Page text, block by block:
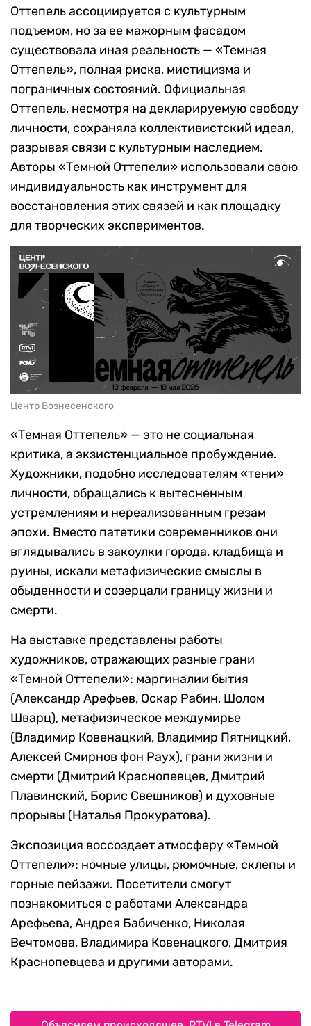
Оттепель ассоциируется с культурным
подъемом, но за ее мажорным фасадом
существовала иная реальность — «Темная
Оттепель», полная риска, мистицизма и
пограничных состояний. Официальная
Оттепель, несмотря на декларируемую свободу
личности, сохраняла коллективистский идеал,
разрывая связи с культурным наследием.
Авторы «Темной Оттепели» использовали свою
индивидуальность как инструмент для
восстановления этих связей и как площадку
для творческих экспериментов.
Центр Вознесенского
«Темная Оттепель» — это не социальная
критика, а экзистенциальное пробуждение.
Художники, подобно исследователям «тени»
личности, обращались к вытесненным
устремлениям и нереализованным грезам
эпохи. Вместо патетики современников они
вглядывались в закоулки города, кладбища и
руины, искали метафизические смыслы в
обыденности и созерцали границу жизни и
смерти.
На выставке представлены работы
художников, отражающих разные грани
«Темной Оттепели»: маргиналии бытия
(Александр Арефьев, Оскар Рабин, Шолом
Шварц), метафизическое междумирье
(Владимир Ковенацкий, Владимир Пятницкий,
Алексей Смирнов фон Раух), грани жизни и
смерти (Дмитрий Краснопевцев, Дмитрий
Плавинский, Борис Свешников) и духовные
прорывы (Наталья Прокуратова).
Экспозиция воссоздает атмосферу «Темной
Оттепели»: ночные улицы, рюмочные, склепы и
горные пейзажи. Посетители смогут
познакомиться с работами Александра
Арефьева, Андрея Бабиченко, Николая
Вечтомова, Владимира Ковенацкого, Дмитрия
Краснопевцева и другими авторами.